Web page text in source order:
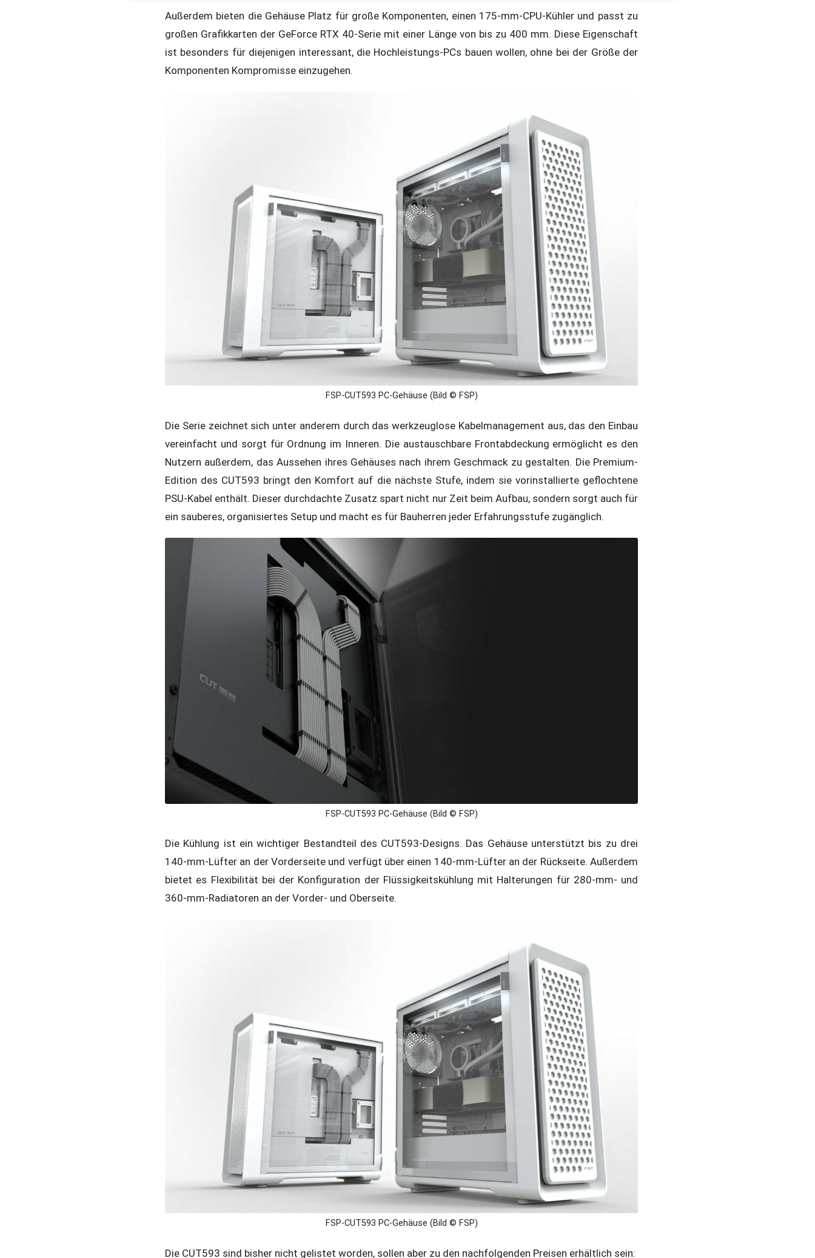
Außerdem bieten die Gehäuse Platz für große Komponenten, einen 175-mm-CPU-Kühler und passt zu
großen Grafikkarten der GeForce RTX 40-Serie mit einer Länge von bis zu 400 mm. Diese Eigenschaft
ist besonders für diejenigen interessant, die Hochleistungs-PCs bauen wollen, ohne bei der Größe der
Komponenten Kompromisse einzugehen.
FSP-CUT593 PC-Gehäuse (Bild © FSP)
Die Serie zeichnet sich unter anderem durch das werkzeuglose Kabelmanagement aus, das den Einbau
vereinfacht und sorgt für Ordnung im Inneren. Die austauschbare Frontabdeckung ermöglicht es den
Nutzern außerdem, das Aussehen ihres Gehäuses nach ihrem Geschmack zu gestalten. Die Premium-
Edition des CUT593 bringt den Komfort auf die nächste Stufe, indem sie vorinstallierte geflochtene
PSU-Kabel enthält. Dieser durchdachte Zusatz spart nicht nur Zeit beim Aufbau, sondern sorgt auch für
ein sauberes, organisiertes Setup und macht es für Bauherren jeder Erfahrungsstufe zugänglich.
FSP-CUT593 PC-Gehäuse (Bild © FSP)
Die Kühlung ist ein wichtiger Bestandteil des CUT593-Designs. Das Gehäuse unterstützt bis zu drei
140-mm-Lüfter an der Vorderseite und verfügt über einen 140-mm-Lüfter an der Rückseite. Außerdem
bietet es Flexibilität bei der Konfiguration der Flüssigkeitskühlung mit Halterungen für 280-mm- und
360-mm-Radiatoren an der Vorder- und Oberseite.
FSP-CUT593 PC-Gehäuse (Bild © FSP)
Die CUT593 sind bisher nicht gelistet worden, sollen aber zu den nachfolgenden Preisen erhältlich sein: